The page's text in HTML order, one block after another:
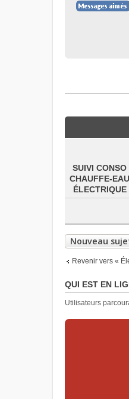
SUIVI CONSO
CHAUFFE-EAU
ÉLECTRIQUE
Nouveau
Revenir vers «
QUI EST EN
Utilisateurs